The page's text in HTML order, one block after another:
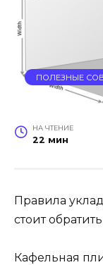
ПОЛЕЗНЫЕ
НА ЧТЕНИЕ
22 мин
Правила
стоит
Кафельная